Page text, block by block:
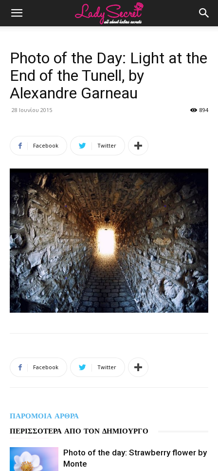
Photo of the Day: Light at the
End of the Tunell, by
Alexandre Garneau
28 Ιουνίου 2015 894
Facebook Twitter
Facebook Twitter
ΠΑΡΟΜΟΙΑ ΑΡΘΡΑ
ΠΕΡΙΣΣΟΤΕΡΑ ΑΠΟ ΤΟΝ ΔΗΜΙΟΥΡΓΟ
Photo of the day: Strawberry flower by
Monte